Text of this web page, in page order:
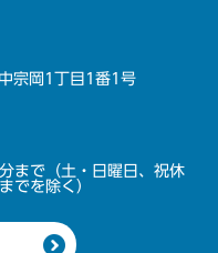
宗岡1丁目1番1号
まで（土・日曜日、祝休
でを除く）